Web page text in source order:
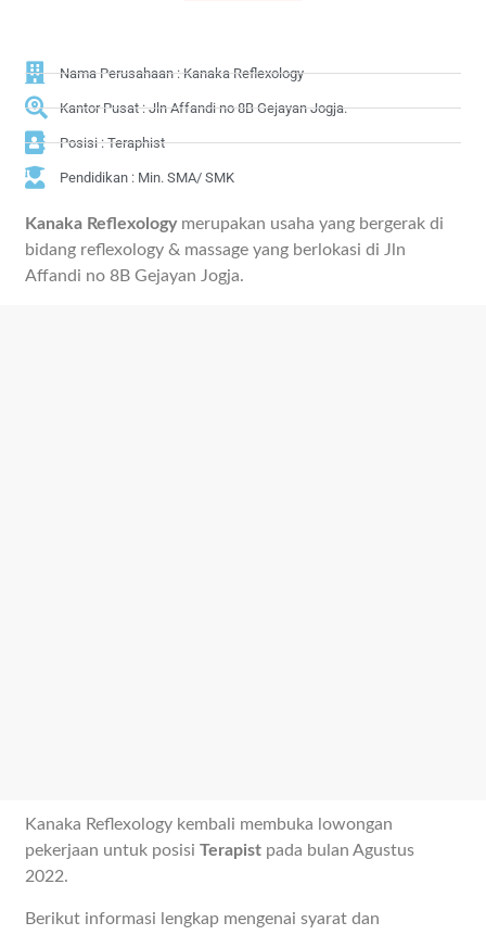
Nama Perusahaan : Kanaka Reflexology
Kantor Pusat : Jln Affandi no 8B Gejayan Jogja.
Posisi : Teraphist
Pendidikan : Min. SMA/ SMK
Kanaka Reflexologymerupakan usaha yang bergerak di
bidang reflexology & massage yang berlokasi di Jln
Affandi no 8B Gejayan Jogja.
Kanaka Reflexology kembali membuka lowongan
pekerjaan untuk posisiTerapist pada bulan Agustus
2022.
Berikut informasi lengkap mengenai syarat dan